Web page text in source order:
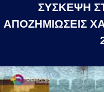
ΣΥΣΚΕΨΗ
ΑΠΟΖΗΜΙΩΣΕΙΣ